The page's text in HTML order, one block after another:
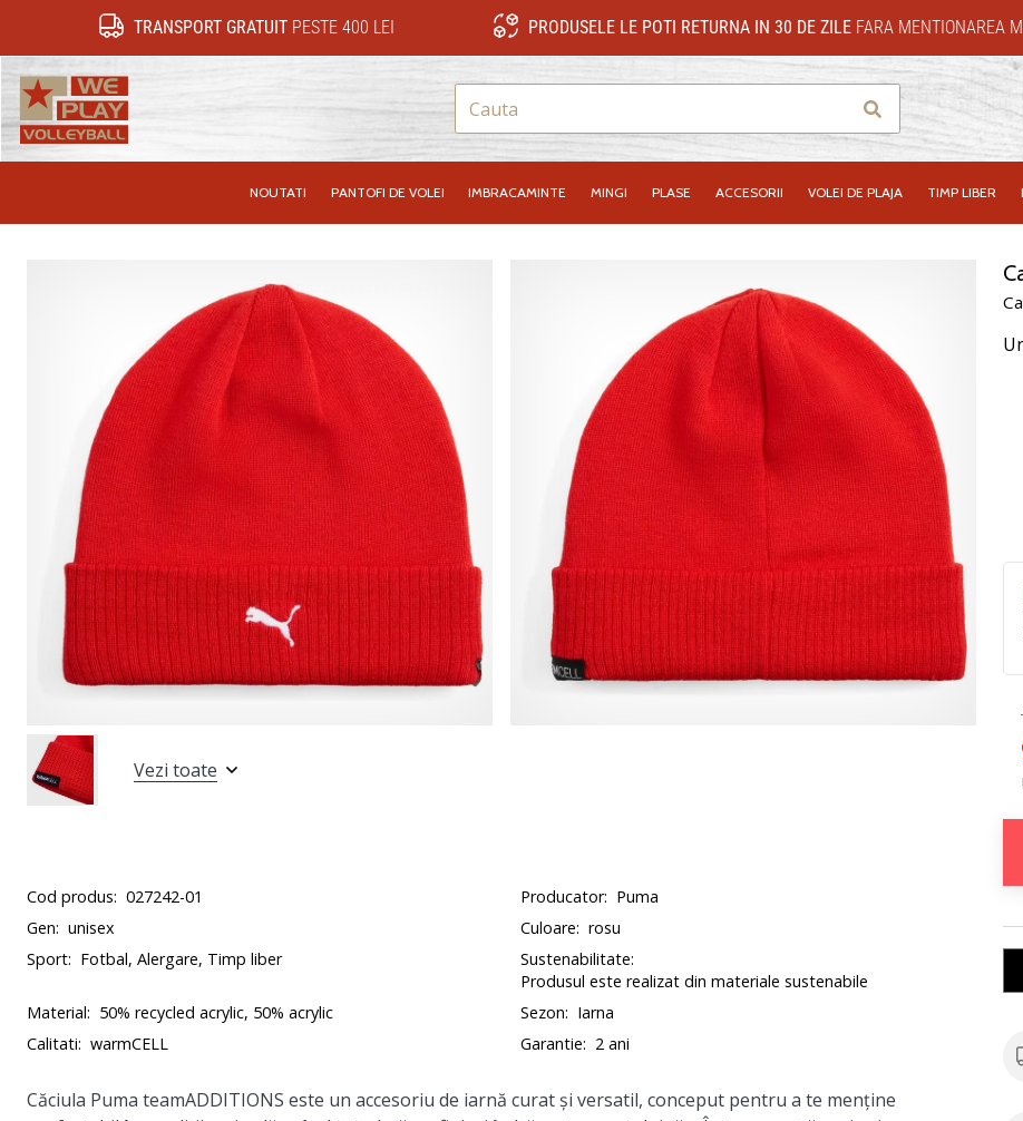
TRANSPORT GRATUITPESTE 400 LEI PRODUSELE LE POTI RETURNA IN 30 DE ZILEFARA MENTIONAREA
Cauta
NOUTATI PANTOFI DE VOLEI IMBRACAMINTE MINGI PLASE ACCESORII VOLEI DE PLAJA TIMP LIBER
Vezi toate
Cod produs: 027242-01 Producator: Puma
Gen: unisex Culoare: rosu
Sport: Fotbal, Alergare, Timp liber
Sustenabilitate:
Produsul este realizat din materiale sustenabile
Material: 50% recycled acrylic, 50% acrylic Sezon: Iarna
Calitati: warmCELL Garantie: 2 ani
Căciula Puma teamADDITIONS este un accesoriu de iarnă curat și versatil, conceput pentru a te menține